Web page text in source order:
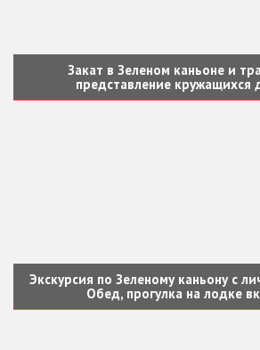
Закат в Зеленом каньоне и
представление кружащихся
Экскурсия по Зеленому каньону с
Обед, прогулка на лодке